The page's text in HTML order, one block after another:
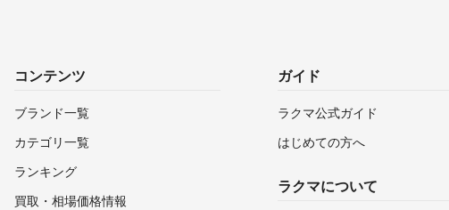
コンテンツ
ブランド一覧
カテゴリ一覧
ランキング
買取・相場価格情報
ガイド
ラクマ公式ガイド
はじめての方へ
ラクマについて